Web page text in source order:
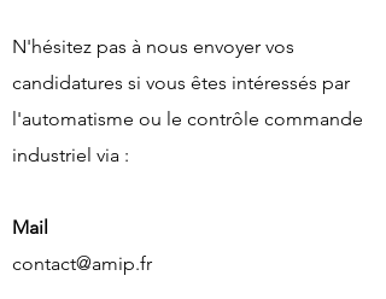
N'hésitez pas à nous envoyer vos
candidatures si vous êtes intéressés par
l'automatisme ou le contrôle commande
industriel via :
Mail
contact@amip.fr